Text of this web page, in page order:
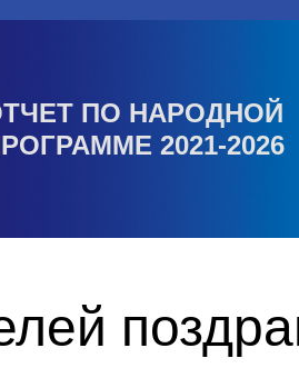
ПО НАРОДНОЙ
2021-2026